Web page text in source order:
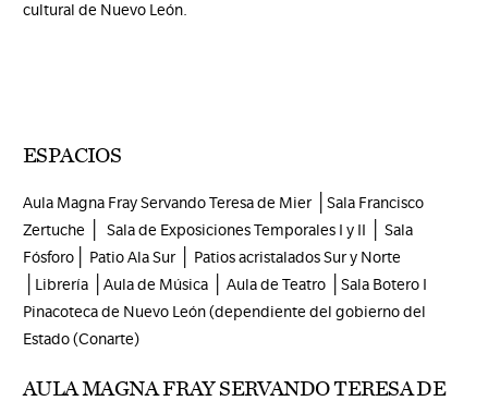
cultural de Nuevo León.
ESPACIOS
Aula Magna Fray Servando Teresa de Mier │Sala Francisco
Zertuche │ Sala de Exposiciones Temporales I y II │ Sala
Fósforo│ Patio Ala Sur │ Patios acristalados Sur y Norte
│Librería │Aula de Música │ Aula de Teatro │Sala Botero I
Pinacoteca de Nuevo León (dependiente del gobierno del
Estado (Conarte)
AULA MAGNA FRAY SERVANDO TERESA DE